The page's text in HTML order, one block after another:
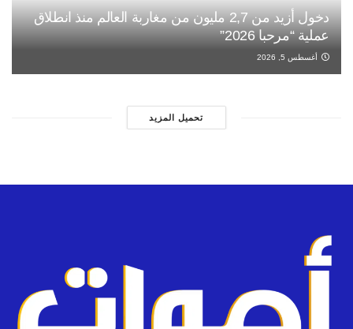
دخول أزيد من 2,7 مليون من مغاربة العالم منذ انطلاق
عملية “مرحبا 2026”
أغسطس 5, 2026
تحميل المزيد